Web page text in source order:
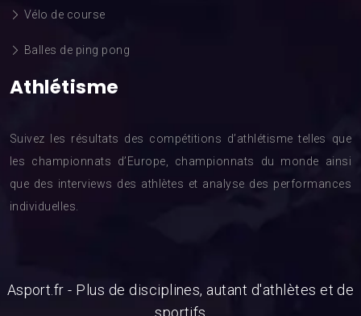
Vélo de course
Balles de ping pong
Athlétisme
Suivez les résultats des compétitions d’athlétisme telles que
les championnats d’Europe, championnats du monde ainsi
que des interviews des athlètes et analyse des performances
individuelles.
Asport.fr - Plus de disciplines, autant d'athlètes et de
sportifs